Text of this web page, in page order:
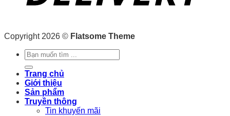
Copyright 2026 © Flatsome Theme
Tìm
kiếm:
Trang chủ
Giới thiệu
Sản phẩm
Truyền thông
Tin khuyến mãi